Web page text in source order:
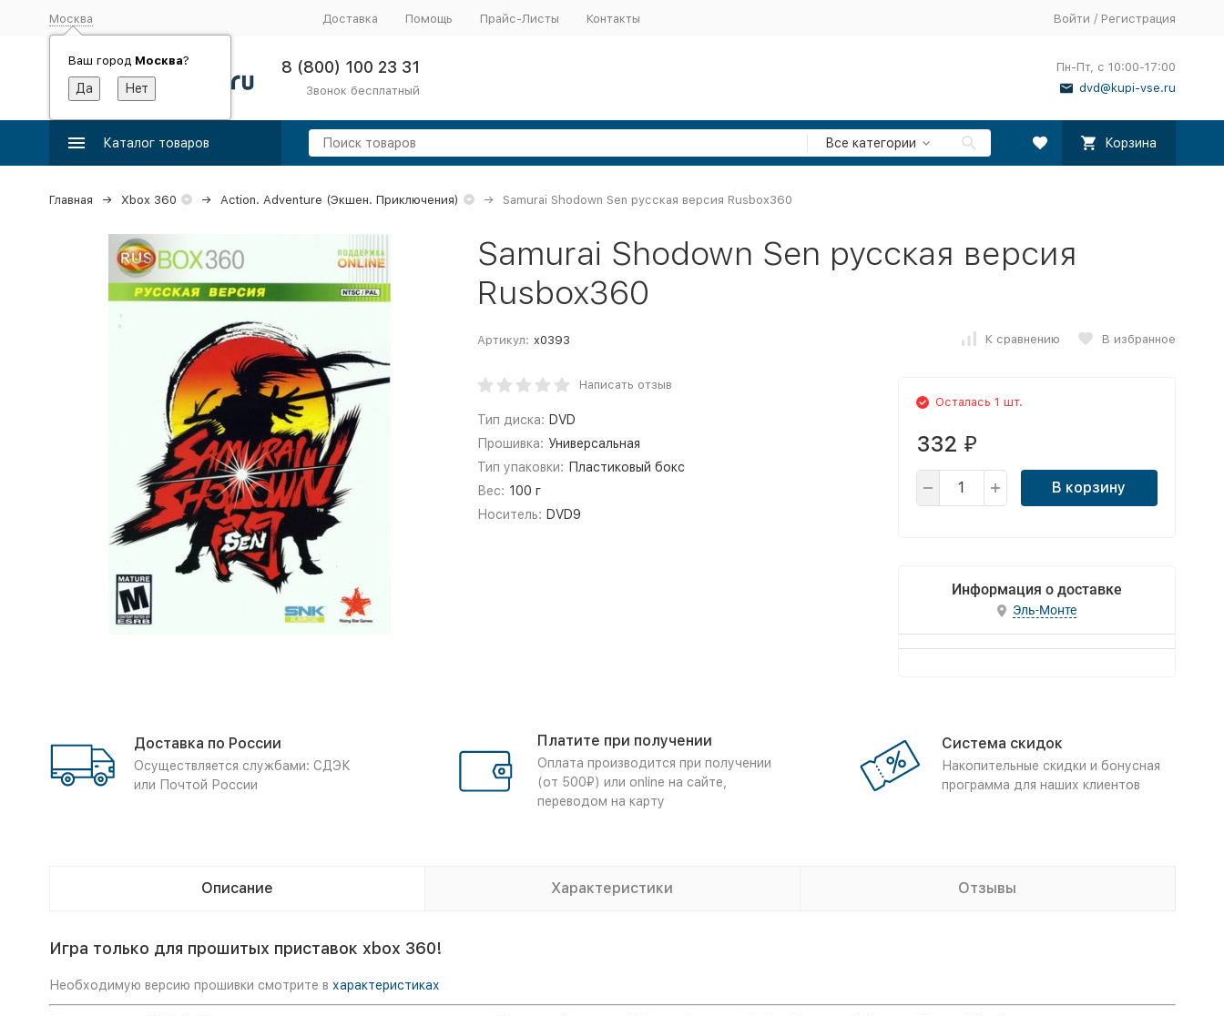
Москва
Ваш город Москва?
Доставка Помощь Прайс-Листы Контакты Войти / Регистрация
8 (800) 100 23 31
Звонок бесплатный
Пн-Пт, с 10:00-17:00
dvd@kupi-vse.ru
Каталог товаров Все категории Корзина
Главная Xbox 360 Action. Adventure (Экшен. Приключения) Samurai Shodown Sen русская версия Rusbox360
Samurai Shodown Sen русская версия
Rusbox360
Артикул: x0393 К сравнению В избранное
Написать отзыв
Тип диска: DVD
Прошивка: Универсальная
Тип упаковки: Пластиковый бокс
Вес: 100 г
Носитель: DVD9
Осталась 1 шт.
332 ₽
В корзину
Информация о доставке
Эль-Монте
Доставка по России
Осуществляется службами: СДЭК
или Почтой России
Платите при получении
Оплата производится при получении
(от 500₽) или online на сайте,
переводом на карту
Система скидок
Накопительные скидки и бонусная
программа для наших клиентов
Описание Характеристики Отзывы
Игра только для прошитых приставок xbox 360!
Необходимую версию прошивки смотрите в характеристиках